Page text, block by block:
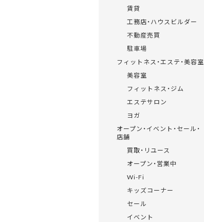
賃貸
工務店・ハウスビルダー
不動産売買
駐車場
フィットネス・エステ・美容室
美容室
フィットネス・ジム
エステサロン
ヨガ
オープン・イベント・セール・
店舗
買取・リユース
オープン・営業中
Wi-Fi
キッズコーナー
セール
イベント